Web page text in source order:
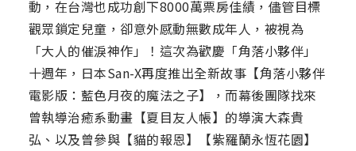
動，在台灣也成功創下8000萬票房佳績，儘管目標
觀眾鎖定兒童，卻意外感動無數成年人，被視為
「大人的催淚神作」！這次為歡慶「角落小夥伴」
十週年，日本San-X再度推出全新故事【角落小夥伴
電影版：藍色月夜的魔法之子】，而幕後團隊找來
曾執導治癒系動畫【夏目友人帳】的導演大森貴
弘、以及曾參與【貓的報恩】【紫羅蘭永恆花園】